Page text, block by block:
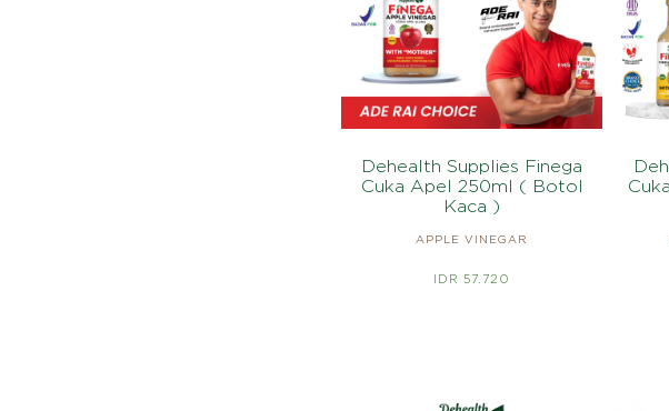
Dehealth Supplies Finega
Cuka Apel 250ml ( Botol
Kaca )
APPLE VINEGAR
IDR 57.720